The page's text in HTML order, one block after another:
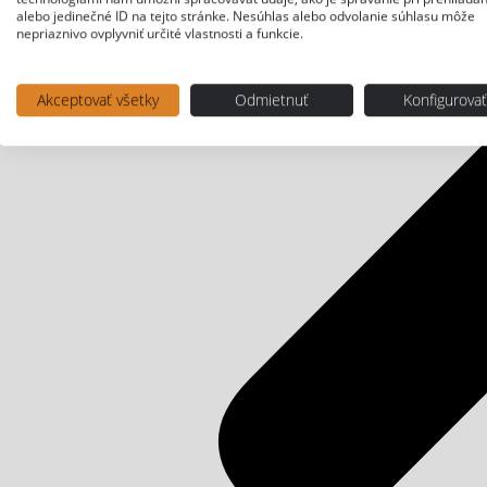
alebo jedinečné ID na tejto stránke. Nesúhlas alebo odvolanie súhlasu môže
nepriaznivo ovplyvniť určité vlastnosti a funkcie.
Akceptovať všetky Odmietnuť Konfigurovať